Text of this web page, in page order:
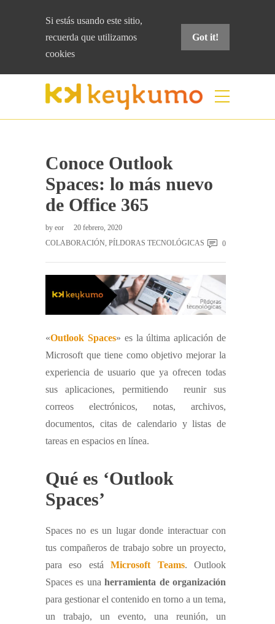
Si estás usando este sitio,
recuerda que utilizamos
cookies
Got it!
Home Píldoras tecnológicas
Outlook Spaces: lo más nuevo de Office 365
Conoce Outlook
Spaces: lo más nuevo
de Office 365
by eor
20 febrero, 2020
COLABORACIÓN, PÍLDORAS TECNOLÓGICAS 0
«Outlook Spaces» es la última aplicación de
Microsoft que tiene como objetivo mejorar la
experiencia de usuario que ya ofrecen todas
sus aplicaciones, permitiendo reunir sus
correos electrónicos, notas, archivos,
documentos, citas de calendario y listas de
tareas en espacios en línea.
Qué es ‘Outlook
Spaces’
Spaces no es un lugar donde interactuar con
tus compañeros de trabajo sobre un proyecto,
para eso estáMicrosoft Teams. Outlook
Spaces es unaherramienta de organización
para gestionar el contenido en torno a un tema,
un trabajo, un evento, una reunión, un